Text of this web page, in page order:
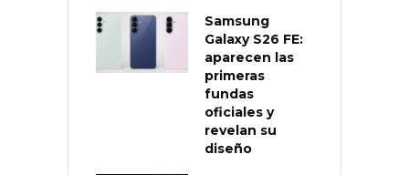
Samsung
Galaxy S26 FE:
aparecen las
primeras
fundas
oficiales y
revelan su
diseño